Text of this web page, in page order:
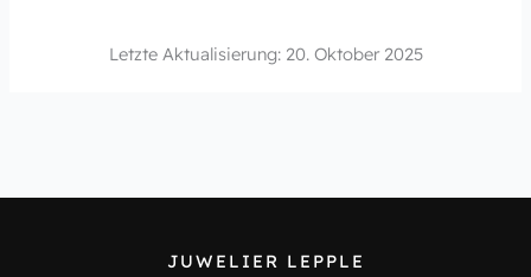
Letzte Aktualisierung: 20. Oktober 2025
JUWELIER LEPPLE